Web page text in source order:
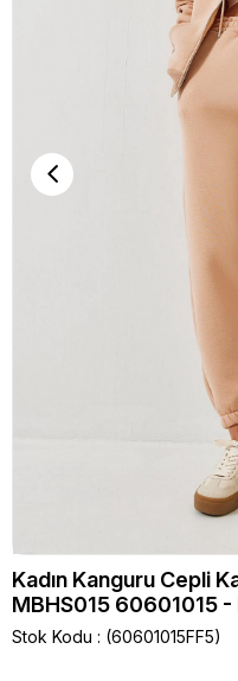
Kadın Kanguru Cepli
MBHS015 60601015 -
Stok Kodu (60601015FF5)